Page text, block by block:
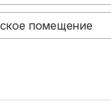
помещение